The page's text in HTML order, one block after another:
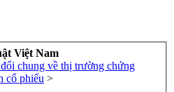
Việt Nam
chung về thị trường chứng
cổ phiếu >